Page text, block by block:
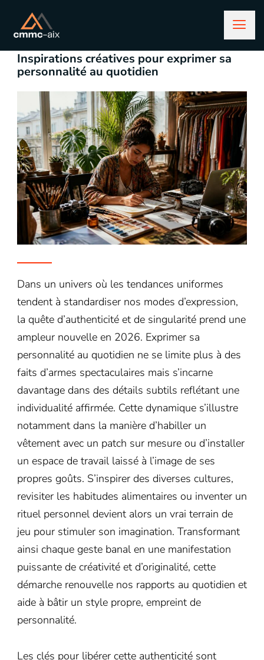
mai 18, 2026
Inspirations créatives pour exprimer sa
personnalité au quotidien
Dans un univers où les tendances uniformes
tendent à standardiser nos modes d’expression,
la quête d’authenticité et de singularité prend une
ampleur nouvelle en 2026. Exprimer sa
personnalité au quotidien ne se limite plus à des
faits d’armes spectaculaires mais s’incarne
davantage dans des détails subtils reflétant une
individualité affirmée. Cette dynamique s’illustre
notamment dans la manière d’habiller un
vêtement avec un patch sur mesure ou d’installer
un espace de travail laissé à l’image de ses
propres goûts. S’inspirer des diverses cultures,
revisiter les habitudes alimentaires ou inventer un
rituel personnel devient alors un vrai terrain de
jeu pour stimuler son imagination. Transformant
ainsi chaque geste banal en une manifestation
puissante de créativité et d’originalité, cette
démarche renouvelle nos rapports au quotidien et
aide à bâtir un style propre, empreint de
personnalité.
Les clés pour libérer cette authenticité sont